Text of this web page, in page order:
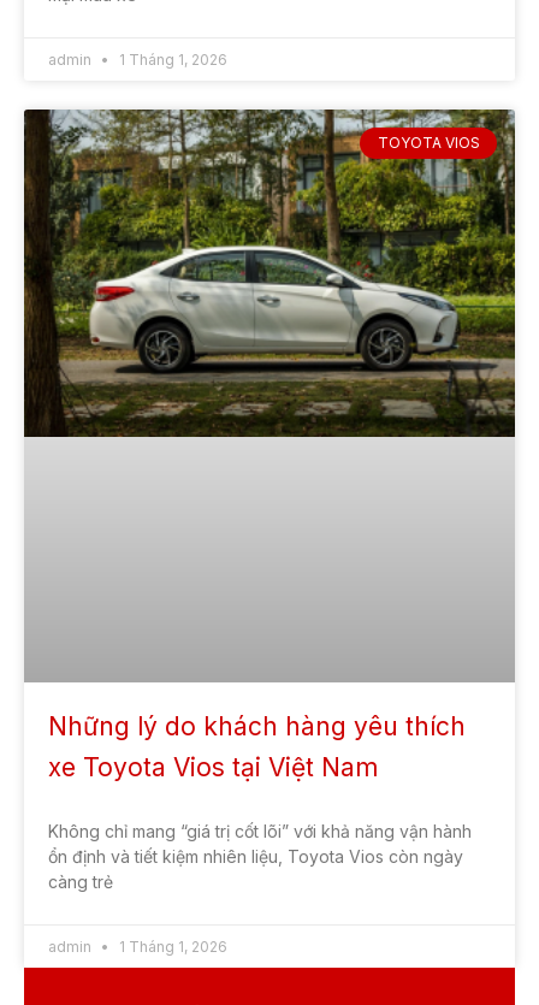
admin 1 Tháng 1, 2026
TOYOTA VIOS
Những lý do khách hàng yêu thích
xe Toyota Vios tại Việt Nam
Không chỉ mang “giá trị cốt lõi” với khả năng vận hành
ổn định và tiết kiệm nhiên liệu, Toyota Vios còn ngày
càng trẻ
admin 1 Tháng 1, 2026